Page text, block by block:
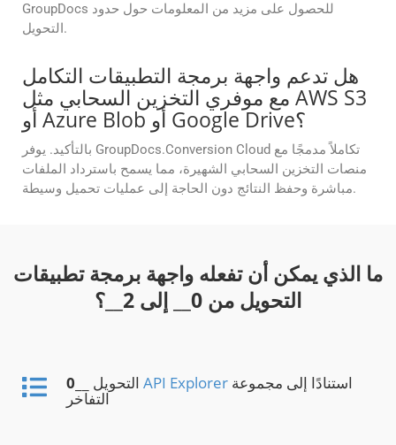
GroupDocs للحصول على مزيد من المعلومات حول حدود
التحويل.
هل تدعم واجهة برمجة التطبيقات التكامل
مع موفري التخزين السحابي مثل AWS S3
أو Azure Blob أو Google Drive؟
بالتأكيد. يوفر GroupDocs.Conversion Cloud تكاملاً مدمجًا مع
منصات التخزين السحابي الشهيرة، مما يسمح باسترداد الملفات
مباشرة وحفظ النتائج دون الحاجة إلى عمليات تحميل وسيطة.
ما الذي يمكن أن تفعله واجهة برمجة تطبيقات
التحويل من 0 __ إلى 2 __؟
0 API Explorer
التفاخر